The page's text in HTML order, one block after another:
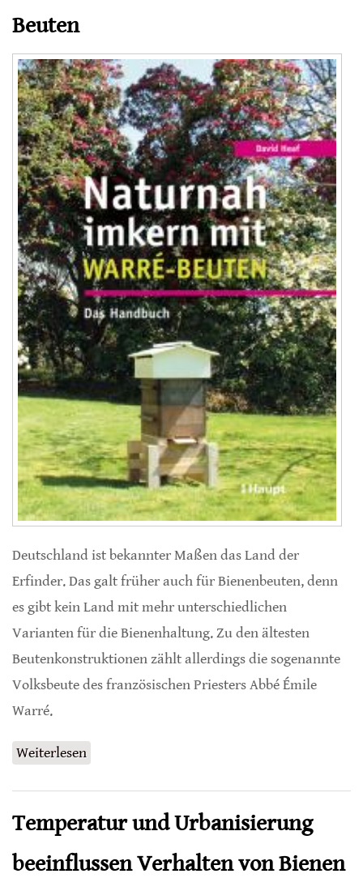
Beuten
Deutschland ist bekannter Maßen das Land der
Erfinder. Das galt früher auch für Bienenbeuten, denn
es gibt kein Land mit mehr unterschiedlichen
Varianten für die Bienenhaltung. Zu den ältesten
Beutenkonstruktionen zählt allerdings die sogenannte
Volksbeute des französischen Priesters Abbé Émile
Warré.
Weiterlesen
Temperatur und Urbanisierung
beeinflussen Verhalten von Bienen